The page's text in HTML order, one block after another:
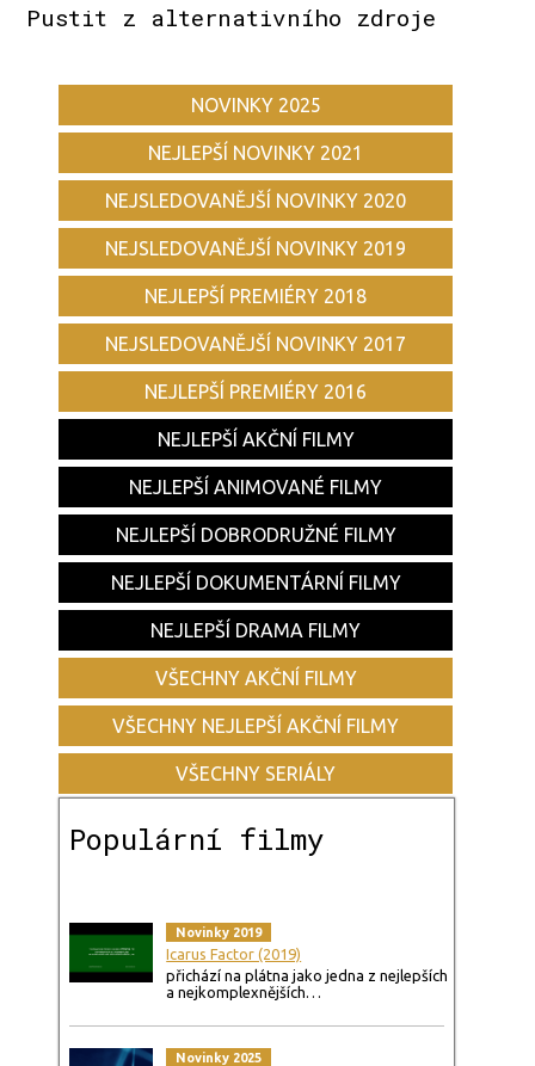
Pustit z alternativního zdroje
NOVINKY 2025
NEJLEPŠÍ NOVINKY 2021
NEJSLEDOVANĚJŠÍ NOVINKY 2020
NEJSLEDOVANĚJŠÍ NOVINKY 2019
NEJLEPŠÍ PREMIÉRY 2018
NEJSLEDOVANĚJŠÍ NOVINKY 2017
NEJLEPŠÍ PREMIÉRY 2016
NEJLEPŠÍ AKČNÍ FILMY
NEJLEPŠÍ ANIMOVANÉ FILMY
NEJLEPŠÍ DOBRODRUŽNÉ FILMY
NEJLEPŠÍ DOKUMENTÁRNÍ FILMY
NEJLEPŠÍ DRAMA FILMY
VŠECHNY AKČNÍ FILMY
VŠECHNY NEJLEPŠÍ AKČNÍ FILMY
VŠECHNY SERIÁLY
Populární filmy
Novinky 2019
Icarus Factor (2019)
přichází na plátna jako jedna z nejlepších
a nejkomplexnějších…
Novinky 2025